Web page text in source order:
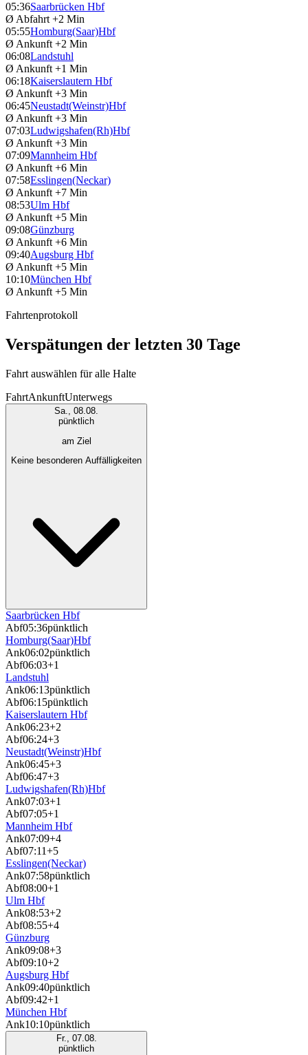
05:36Saarbrücken Hbf
Ø Abfahrt +2 Min
05:55Homburg(Saar)Hbf
Ø Ankunft +2 Min
06:08Landstuhl
Ø Ankunft +1 Min
06:18Kaiserslautern Hbf
Ø Ankunft +3 Min
06:45Neustadt(Weinstr)Hbf
Ø Ankunft +3 Min
07:03Ludwigshafen(Rh)Hbf
Ø Ankunft +3 Min
07:09Mannheim Hbf
Ø Ankunft +6 Min
07:58Esslingen(Neckar)
Ø Ankunft +7 Min
08:53Ulm Hbf
Ø Ankunft +5 Min
09:08Günzburg
Ø Ankunft +6 Min
09:40Augsburg Hbf
Ø Ankunft +5 Min
10:10München Hbf
Ø Ankunft +5 Min
Fahrtenprotokoll
Verspätungen der letzten 30 Tage
Fahrt auswählen für alle Halte
FahrtAnkunftUnterwegs
Sa., 08.08.
pünktlich
am Ziel
Keine besonderen Auffälligkeiten
Saarbrücken Hbf
Abf05:36pünktlich
Homburg(Saar)Hbf
Ank06:02pünktlich
Abf06:03+1
Landstuhl
Ank06:13pünktlich
Abf06:15pünktlich
Kaiserslautern Hbf
Ank06:23+2
Abf06:24+3
Neustadt(Weinstr)Hbf
Ank06:45+3
Abf06:47+3
Ludwigshafen(Rh)Hbf
Ank07:03+1
Abf07:05+1
Mannheim Hbf
Ank07:09+4
Abf07:11+5
Esslingen(Neckar)
Ank07:58pünktlich
Abf08:00+1
Ulm Hbf
Ank08:53+2
Abf08:55+4
Günzburg
Ank09:08+3
Abf09:10+2
Augsburg Hbf
Ank09:40pünktlich
Abf09:42+1
München Hbf
Ank10:10pünktlich
Fr., 07.08.
pünktlich